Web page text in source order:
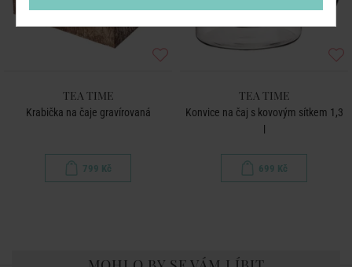
TEA TIME
Krabička na čaje gravírovaná
799 Kč
TEA TIME
Konvice na čaj s kovovým sítkem 1,3
699 Kč